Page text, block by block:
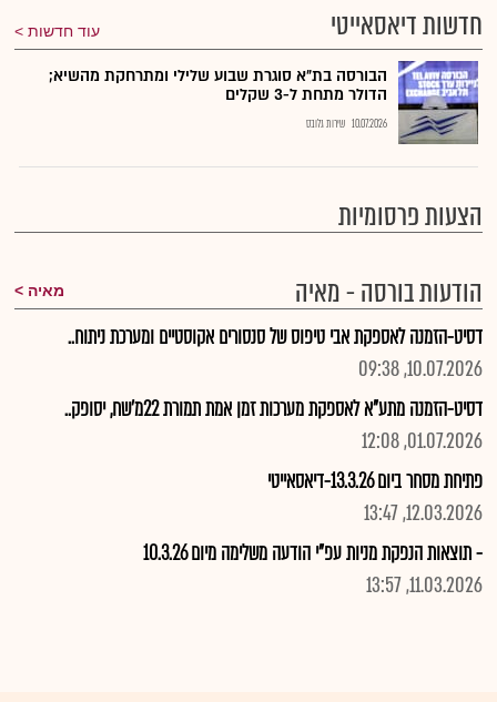
חדשות דיאסאייטי עוד חדשות
הבורסה בת״א סוגרת שבוע שלילי ומתרחקת מהשיא;
הדולר מתחת ל-3 שקלים
10.07.2026 שירות גלובס
הצעות פרסומיות
הודעות בורסה - מאיה
מאיה
דסיט-הזמנה לאספקת אבי טיפוס של סנסורים אקוסטיים ומערכת ניתוח..
10.07.2026, 09:38
דסיט-הזמנה מתע"א לאספקת מערכות זמן אמת תמורת 22מ'שח, יסופק..
01.07.2026, 12:08
פתיחת מסחר ביום 13.3.26-דיאסאייטי
12.03.2026, 13:47
- תוצאות הנפקת מניות עפ"י הודעה משלימה מיום 10.3.26
11.03.2026, 13:57